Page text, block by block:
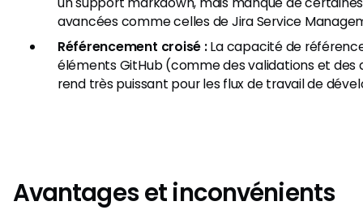
avancées comme celles de Jira Service
Référencement croisé :La capacité de
éléments GitHub (comme des validations et des
rend très puissant pour les flux de travail de
Avantages et inconvénients